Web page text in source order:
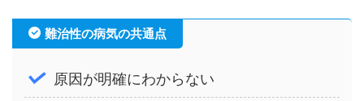
難治性の病気の共通点
原因が明確にわからない